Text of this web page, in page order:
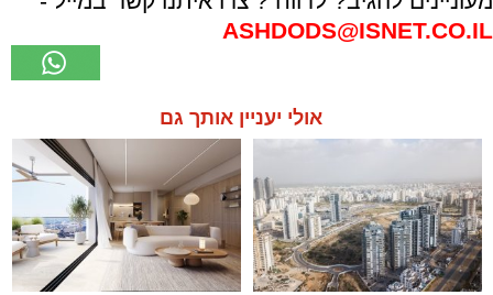
ASHDODS@ISNET.CO.IL
אולי יעניין אותך גם